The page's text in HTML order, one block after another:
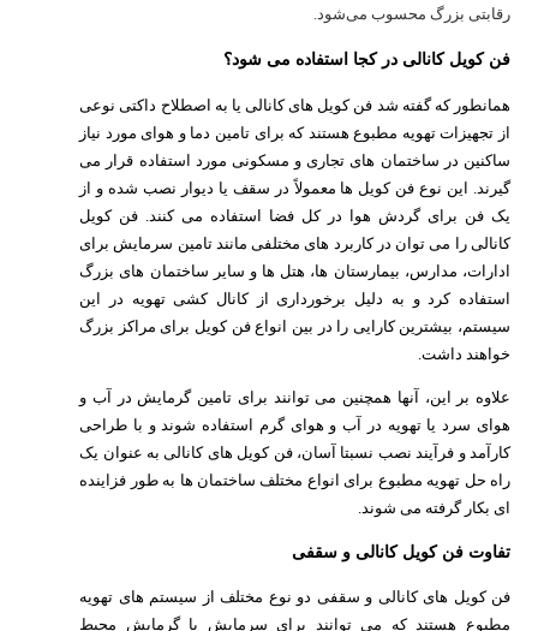
رقابتی بزرگ محسوب می‌شود.
فن کویل کانالی در کجا استفاده می شود؟
همانطور که گفته شد فن کویل های کانالی یا به اصطلاح داکتی نوعی
از تجهیزات تهویه مطبوع هستند که برای تامین دما و هوای مورد نیاز
ساکنین در ساختمان های تجاری و مسکونی مورد استفاده قرار می
گیرند. این نوع فن کویل ها معمولاً در سقف یا دیوار نصب شده و از
یک فن برای گردش هوا در کل فضا استفاده می کنند. فن کویل
کانالی را می توان در کاربرد های مختلفی مانند تامین سرمایش برای
ادارات، مدارس، بیمارستان ها، هتل ها و سایر ساختمان های بزرگ
استفاده کرد و به دلیل برخورداری از کانال کشی تهویه در این
سیستم، بیشترین کارایی را در بین انواع فن کویل برای مراکز بزرگ
خواهند داشت.
علاوه بر این، آنها همچنین می توانند برای تامین گرمایش در آب و
هوای سرد یا تهویه در آب و هوای گرم استفاده شوند و با طراحی
کارآمد و فرآیند نصب نسبتا آسان، فن کویل های کانالی به عنوان یک
راه حل تهویه مطبوع برای انواع مختلف ساختمان ها به طور فزاینده
ای بکار گرفته می شوند.
تفاوت فن کویل کانالی و سقفی
فن کویل های کانالی و سقفی دو نوع مختلف از سیستم های تهویه
مطبوع هستند که می توانند برای سرمایش یا گرمایش محیط